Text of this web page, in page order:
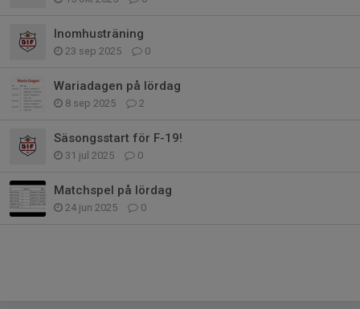
Inomhusträning
23 sep 2025 0
Wariadagen på lördag
8 sep 2025 2
Säsongsstart för F-19!
31 jul 2025 0
Matchspel på lördag
24 jun 2025 0